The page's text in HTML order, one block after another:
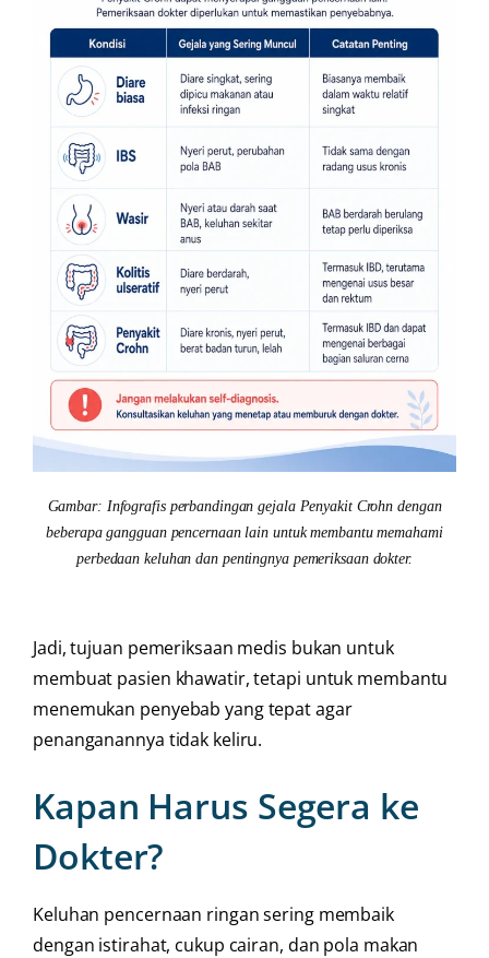
Gambar: Infografis perbandingan gejala Penyakit Crohn dengan
beberapa gangguan pencernaan lain untuk membantu memahami
perbedaan keluhan dan pentingnya pemeriksaan dokter.
Jadi, tujuan pemeriksaan medis bukan untuk
membuat pasien khawatir, tetapi untuk membantu
menemukan penyebab yang tepat agar
penanganannya tidak keliru.
Kapan Harus Segera ke
Dokter?
Keluhan pencernaan ringan sering membaik
dengan istirahat, cukup cairan, dan pola makan